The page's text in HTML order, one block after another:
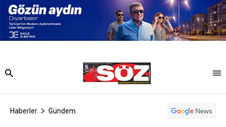
Haberler Gündem